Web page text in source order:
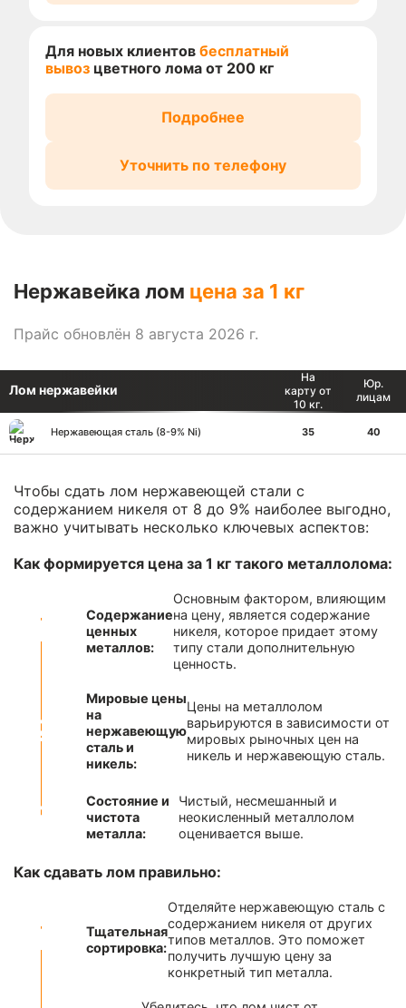
Для новых клиентов бесплатный
вывоз цветного лома от 200 кг
Подробнее
Уточнить по телефону
Нержавейка лом цена за 1 кг
Прайс обновлён 8 августа 2026 г.
Лом нержавейки
На
карту от
10 кг.
Юр.
лицам
Нержавеющая сталь (8-9% Ni) 35 40
Чтобы сдать лом нержавеющей стали с
содержанием никеля от 8 до 9% наиболее выгодно,
важно учитывать несколько ключевых аспектов:
Как формируется цена за 1 кг такого металлолома:
Содержание
ценных
металлов:
Основным фактором, влияющим
на цену, является содержание
никеля, которое придает этому
типу стали дополнительную
ценность.
Мировые цены
на
нержавеющую
сталь и
никель:
Цены на металлолом
варьируются в зависимости от
мировых рыночных цен на
никель и нержавеющую сталь.
Состояние и
чистота
металла:
Чистый, несмешанный и
неокисленный металлолом
оценивается выше.
Как сдавать лом правильно:
Тщательная
сортировка:
Отделяйте нержавеющую сталь с
содержанием никеля от других
типов металлов. Это поможет
получить лучшую цену за
конкретный тип металла.